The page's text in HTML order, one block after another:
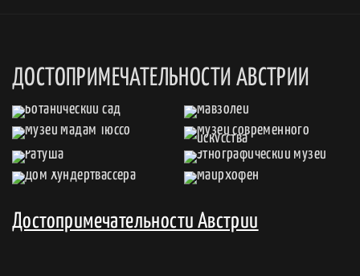
ДОСТОПРИМЕЧАТЕЛЬНОСТИ АВСТРИИ
Достопримечательности Австрии